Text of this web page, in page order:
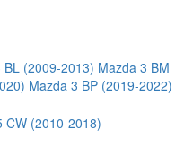
BL (2009-2013) Mazda 3 BM
Mazda 3 BP (2019-2022)
CW (2010-2018)